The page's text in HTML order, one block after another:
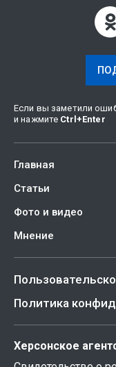
Если вы заметили
и нажмите Ctrl +Enter
Главная
Статьи
Фото и видео
Мнение
Политика
Херсонское